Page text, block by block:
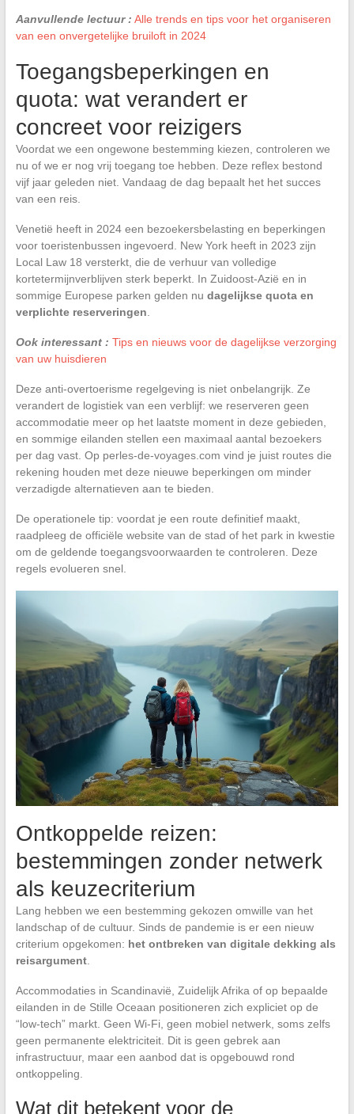
Aanvullende lectuur : Alle trends en tips voor het organiseren
van een onvergetelijke bruiloft in 2024
Toegangsbeperkingen en
quota: wat verandert er
concreet voor reizigers
Voordat we een ongewone bestemming kiezen, controleren we
nu of we er nog vrij toegang toe hebben. Deze reflex bestond
vijf jaar geleden niet. Vandaag de dag bepaalt het het succes
van een reis.
Venetië heeft in 2024 een bezoekersbelasting en beperkingen
voor toeristenbussen ingevoerd. New York heeft in 2023 zijn
Local Law 18 versterkt, die de verhuur van volledige
kortetermijnverblijven sterk beperkt. In Zuidoost-Azië en in
sommige Europese parken gelden nu dagelijkse quota en
verplichte reserveringen
Ook interessant : Tips en nieuws voor de dagelijkse verzorging
van uw huisdieren
Deze anti-overtoerisme regelgeving is niet onbelangrijk. Ze
verandert de logistiek van een verblijf: we reserveren geen
accommodatie meer op het laatste moment in deze gebieden,
en sommige eilanden stellen een maximaal aantal bezoekers
per dag vast. Op perles-de-voyages.com vind je juist routes die
rekening houden met deze nieuwe beperkingen om minder
verzadigde alternatieven aan te bieden.
De operationele tip: voordat je een route definitief maakt,
raadpleeg de officiële website van de stad of het park in kwestie
om de geldende toegangsvoorwaarden te controleren. Deze
regels evolueren snel.
Ontkoppelde reizen:
bestemmingen zonder netwerk
als keuzecriterium
Lang hebben we een bestemming gekozen omwille van het
landschap of de cultuur. Sinds de pandemie is er een nieuw
criterium opgekomen: het ontbreken van digitale dekking als
reisargument.
Accommodaties in Scandinavië, Zuidelijk Afrika of op bepaalde
eilanden in de Stille Oceaan positioneren zich expliciet op de
“low-tech” markt. Geen Wi-Fi, geen mobiel netwerk, soms zelfs
geen permanente elektriciteit. Dit is geen gebrek aan
infrastructuur, maar een aanbod dat is opgebouwd rond
ontkoppeling.
Wat dit betekent voor de